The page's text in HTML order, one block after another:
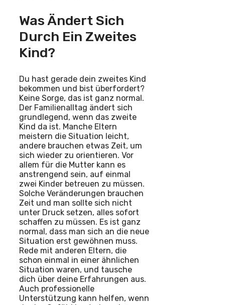
Was Ändert Sich
Durch Ein Zweites
Kind?
Du hast gerade dein zweites Kind
bekommen und bist überfordert?
Keine Sorge, das ist ganz normal.
Der Familienalltag ändert sich
grundlegend, wenn das zweite
Kind da ist. Manche Eltern
meistern die Situation leicht,
andere brauchen etwas Zeit, um
sich wieder zu orientieren. Vor
allem für die Mutter kann es
anstrengend sein, auf einmal
zwei Kinder betreuen zu müssen.
Solche Veränderungen brauchen
Zeit und man sollte sich nicht
unter Druck setzen, alles sofort
schaffen zu müssen. Es ist ganz
normal, dass man sich an die neue
Situation erst gewöhnen muss.
Rede mit anderen Eltern, die
schon einmal in einer ähnlichen
Situation waren, und tausche
dich über deine Erfahrungen aus.
Auch professionelle
Unterstützung kann helfen, wenn